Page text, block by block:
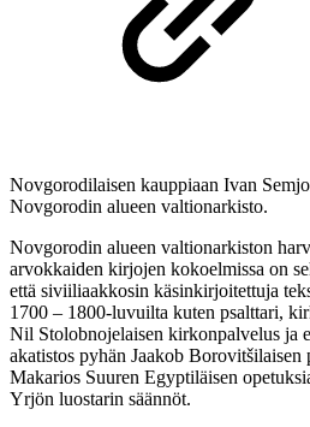
Novgorodilaisen kauppiaan Ivan
Novgorodin alueen valtionarkisto.
Novgorodin alueen valtionarkiston
arvokkaiden kirjojen kokoelmissa on
että siviiliaakkosin käsinkirjoitettuja
1700 – 1800-luvuilta kuten psalttari,
Nil Stolobnojelaisen kirkonpalvelus ja
akatistos pyhän Jaakob Borovitšilaisen
Makarios Suuren Egyptiläisen
Yrjön luostarin säännöt.